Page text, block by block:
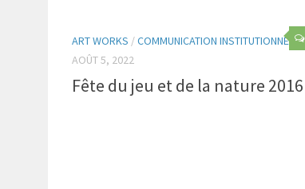
ART WORKS /COMMUNICATION INSTITUTIONNELLE
AOÛT 5, 2022
Fête du jeu et de la nature 2016